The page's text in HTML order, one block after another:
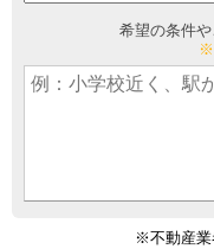
希望の条件や
※
※不動産業